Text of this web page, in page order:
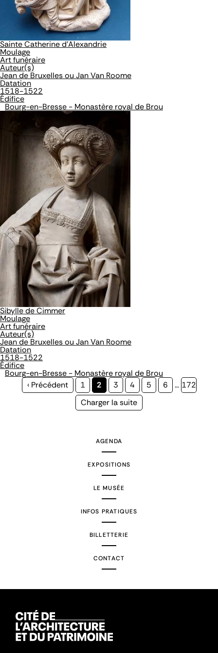
Sainte Catherine d'Alexandrie
Moulage
Art funéraire
Auteur(s)
Jean de Bruxelles ou Jan Van Roome
Datation
1518-1522
Édifice
Bourg-en-Bresse - Monastère royal de Brou
Sibylle de Cimmer
Moulage
Art funéraire
Auteur(s)
Jean de Bruxelles ou Jan Van Roome
Datation
1518-1522
Édifice
Bourg-en-Bresse - Monastère royal de Brou
Page
‹ Précédent Page
1
Page
courante
2 Page
3 Page
4 Page
5 Page
6 … Page
172
Page
Charger la suite
AGENDA
EXPOSITIONS
LE MUSÉE
INFOS PRATIQUES
BILLETTERIE
CONTACT